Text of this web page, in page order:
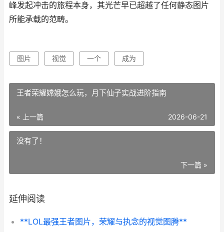
峰发起冲击的旅程本身，其光芒早已超越了任何静态图片
所能承载的范畴。
图片 视觉 一个 成为
王者荣耀嫦娥怎么玩，月下仙子实战进阶指南
« 上一篇 2026-06-21
没有了！
下一篇 »
延伸阅读
**LOL最强王者图片，荣耀与执念的视觉图腾**